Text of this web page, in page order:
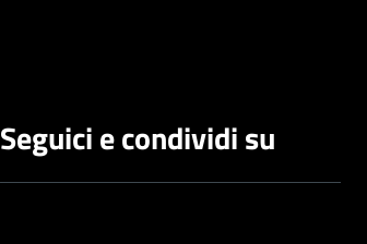
Seguici e condividi su